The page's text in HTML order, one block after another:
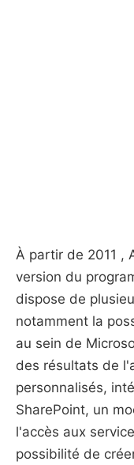
À partir de 2011 ,
version du
dispose de
notamment la
au sein de
des résultats de
personnalisés,
SharePoint, un
l'accès aux
possibilité de